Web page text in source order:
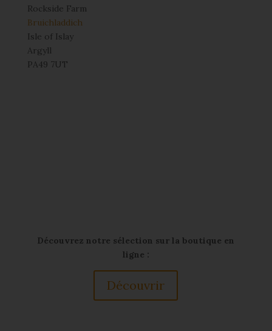
Rockside Farm
Bruichladdich
Isle of Islay
Argyll
PA49 7UT
Découvrez notre sélection sur la boutique en
ligne :
Découvrir